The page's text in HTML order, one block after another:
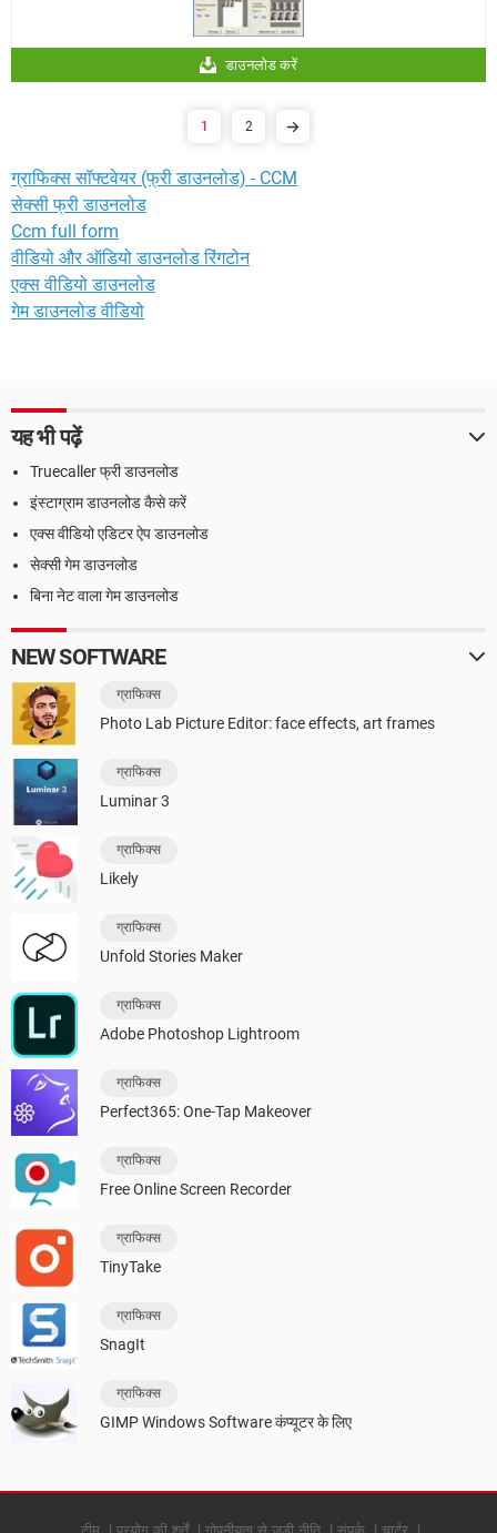
डाउनलोड करें
1 2
ग्राफिक्स सॉफ्टवेयर (फ्री डाउनलोड) - CCM
सेक्सी फ्री डाउनलोड
Ccm full form
वीडियो और ऑडियो डाउनलोड रिंगटोन
एक्स वीडियो डाउनलोड
गेम डाउनलोड वीडियो
यह भी पढ़ें
Truecaller फ्री डाउनलोड
इंस्टाग्राम डाउनलोड कैसे करें
एक्स वीडियो एडिटर ऐप डाउनलोड
सेक्सी गेम डाउनलोड
बिना नेट वाला गेम डाउनलोड
NEW SOFTWARE
ग्राफिक्स
Photo Lab Picture Editor: face effects, art frames
ग्राफिक्स
Luminar 3
ग्राफिक्स
Likely
ग्राफिक्स
Unfold Stories Maker
ग्राफिक्स
Adobe Photoshop Lightroom
ग्राफिक्स
Perfect365: One-Tap Makeover
ग्राफिक्स
Free Online Screen Recorder
ग्राफिक्स
TinyTake
ग्राफिक्स
SnagIt
ग्राफिक्स
GIMP Windows Software कंप्यूटर के लिए